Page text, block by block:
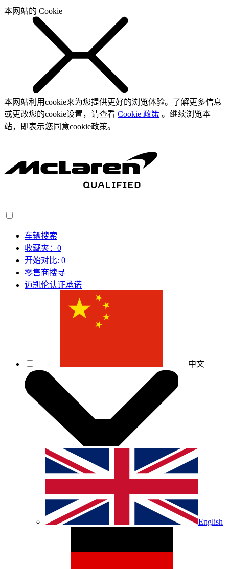
本网站的 Cookie
本网站利用cookie来为您提供更好的浏览体验。了解更多信息
或更改您的cookie设置，请查看 Cookie 政策 。继续浏览本
站，即表示您同意cookie政策。
车辆搜索
收藏夹： 0
开始对比: 0
零售商搜寻
迈凯伦认证承诺
中文
English